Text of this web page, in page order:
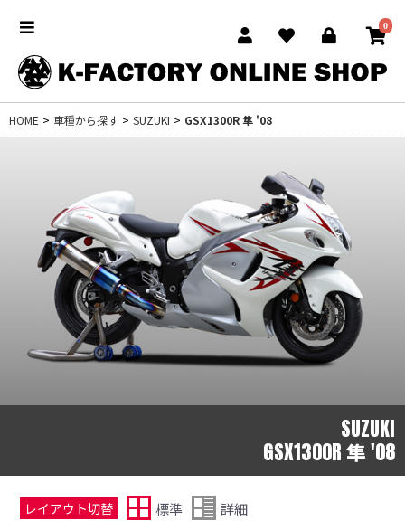
0
HOME > 車種から探す > SUZUKI > GSX1300R 隼 '08
SUZUKI
GSX1300R 隼 '08
レイアウト切替 標準 詳細